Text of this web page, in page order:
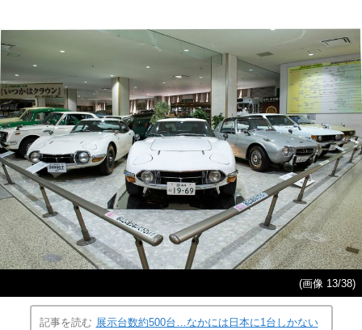
(画像 13/38)
記事を読む 展示台数約500台…なかには日本に1台しかない